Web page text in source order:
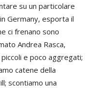
su un particolare
Germany, esporta il
ci frenano sono
Andrea Rasca,
e poco aggregati;
catene della
scontiamo una